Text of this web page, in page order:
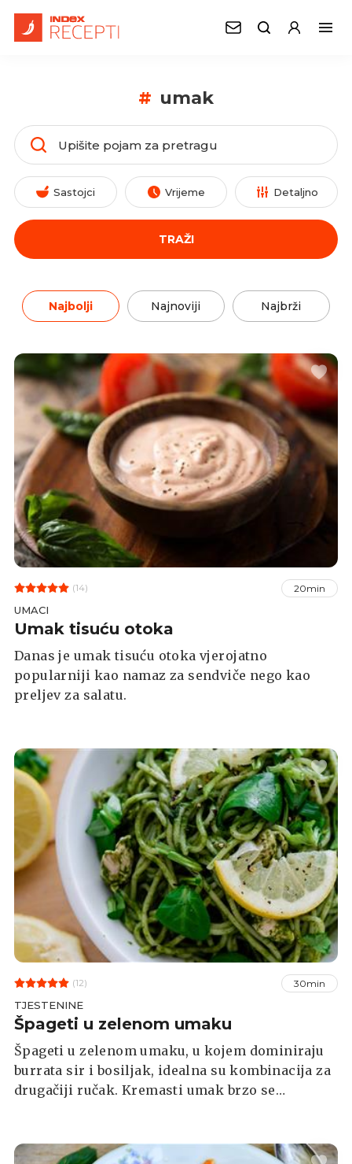
# umak
Sastojci Vrijeme Detaljno
TRAŽI
Najbolji Najnoviji Najbrži
(14) 20min
UMACI
Umak tisuću otoka
Danas je umak tisuću otoka vjerojatno
popularniji kao namaz za sendviče nego kao
preljev za salatu.
(12) 30min
TJESTENINE
Špageti u zelenom umaku
Špageti u zelenom umaku, u kojem dominiraju
burrata sir i bosiljak, idealna su kombinacija za
drugačiji ručak. Kremasti umak brzo se